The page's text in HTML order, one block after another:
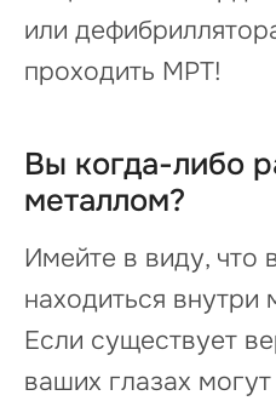
или
проходить МРТ!
Вы когда-либо
металлом?
Имейте в виду, что
находиться
Если существует
ваших глазах